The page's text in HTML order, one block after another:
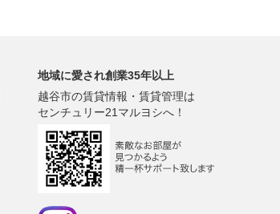
地域に愛され創業35年以上
越谷市の賃貸情報・賃貸管理は
センチュリー21マルヨシへ！